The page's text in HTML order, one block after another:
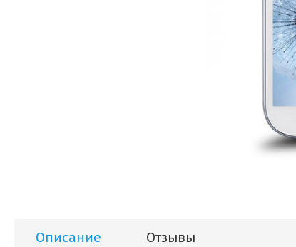
Описание Отзывы